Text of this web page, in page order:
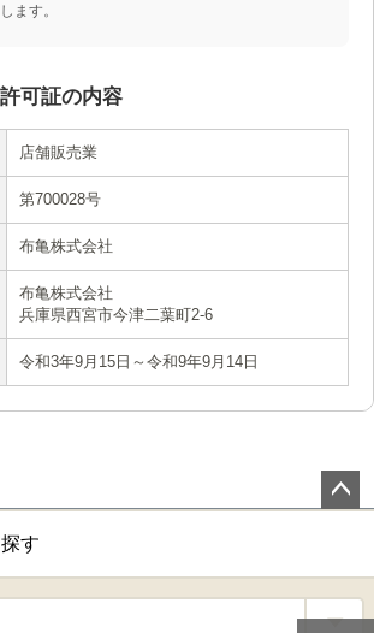
ます。
可証の内容
店舗販売業
第700028号
布亀株式会社
布亀株式会社
兵庫県西宮市今津二葉町2-6
令和3年9月15日～令和9年9月14日
ップ
へ
す